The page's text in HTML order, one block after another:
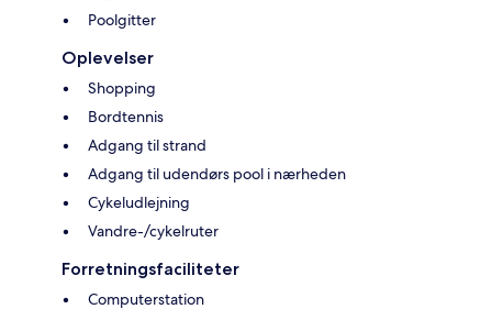
Poolgitter
Oplevelser
Shopping
Bordtennis
Adgang til strand
Adgang til udendørs pool i nærheden
Cykeludlejning
Vandre-/cykelruter
Forretningsfaciliteter
Computerstation